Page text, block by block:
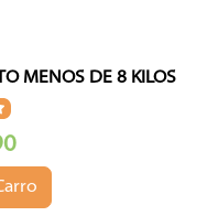
MENOS DE 8 KILOS